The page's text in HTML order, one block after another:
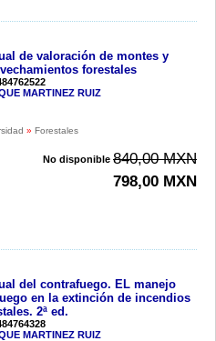
de valoración de montes y
forestales
MARTINEZ RUIZ
»Forestales
No disponible 840,00 MXN
798,00 MXN
del contrafuego. EL manejo
en la extinción de incendios
2ª ed.
MARTINEZ RUIZ